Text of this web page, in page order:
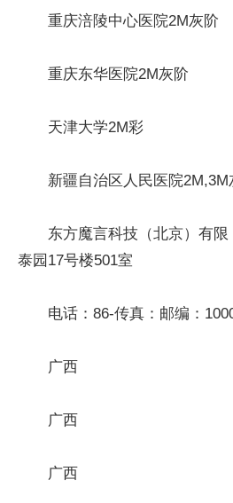
重庆涪陵中心医院2M灰阶
重庆东华医院2M灰阶
天津大学2M彩
新疆自治区人民医院2M,3M
东方魔言科技（北京）有
泰园17号楼501室
电话：86-传真：邮编：
广西
广西
广西